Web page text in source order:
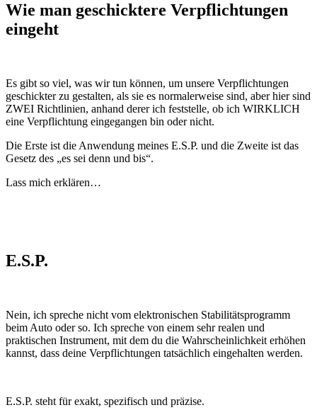
Wie man geschicktere Verpflichtungen
eingeht
Es gibt so viel, was wir tun können, um unsere Verpflichtungen
geschickter zu gestalten, als sie es normalerweise sind, aber hier sind
ZWEI Richtlinien, anhand derer ich feststelle, ob ich WIRKLICH
eine Verpflichtung eingegangen bin oder nicht.
Die Erste ist die Anwendung meines E.S.P. und die Zweite ist das
Gesetz des „es sei denn und bis“.
Lass mich erklären…
E.S.P.
Nein, ich spreche nicht vom elektronischen Stabilitätsprogramm
beim Auto oder so. Ich spreche von einem sehr realen und
praktischen Instrument, mit dem du die Wahrscheinlichkeit erhöhen
kannst, dass deine Verpflichtungen tatsächlich eingehalten werden.
E.S.P. steht für exakt, spezifisch und präzise.